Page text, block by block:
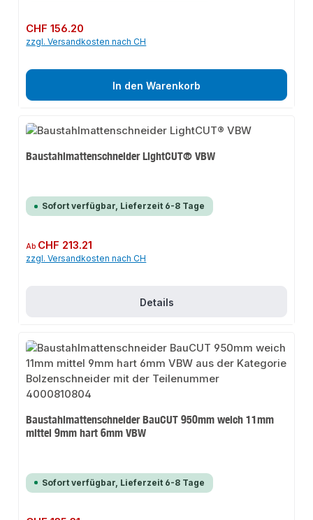
Regulärer Preis:
CHF 156.20
zzgl. Versandkosten nach CH
In den Warenkorb
Baustahlmattenschneider LightCUT® VBW
Sofort verfügbar, Lieferzeit 6-8 Tage
Regulärer Preis:
Ab CHF 213.21
zzgl. Versandkosten nach CH
Details
Baustahlmattenschneider BauCUT 950mm weich 11mm
mittel 9mm hart 6mm VBW
Sofort verfügbar, Lieferzeit 6-8 Tage